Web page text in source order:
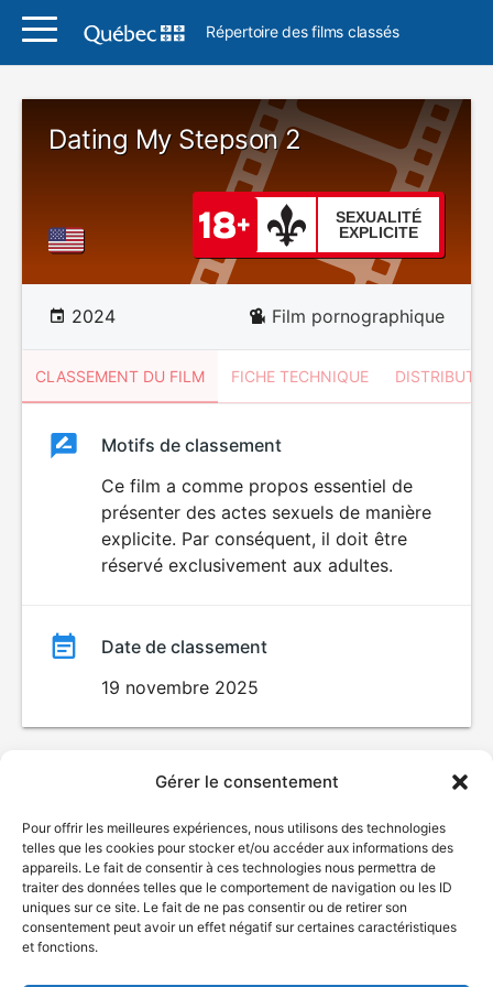
Gérer le consentement
Pour offrir les meilleures expériences, nous utilisons des technologies
telles que les cookies pour stocker et/ou accéder aux informations des
appareils. Le fait de consentir à ces technologies nous permettra de
traiter des données telles que le comportement de navigation ou les ID
uniques sur ce site. Le fait de ne pas consentir ou de retirer son
consentement peut avoir un effet négatif sur certaines caractéristiques
et fonctions.
Répertoire des films classés
Dating My Stepson 2
SEXUALITÉ
EXPLICITE
2024 Film pornographique
CLASSEMENT DU FILM FICHE TECHNIQUE
ClassementClassement
SEXUALITÉ
EXPLICITE
Motifs de classement
Ce film a comme propos essentiel de
présenter des actes sexuels de manière
explicite. Par conséquent, il doit être
réservé exclusivement aux adultes.
Date de classement
19 novembre 2025